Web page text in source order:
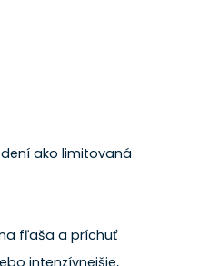
ako limitovaná
fľaša a príchuť
intenzívnejšie,